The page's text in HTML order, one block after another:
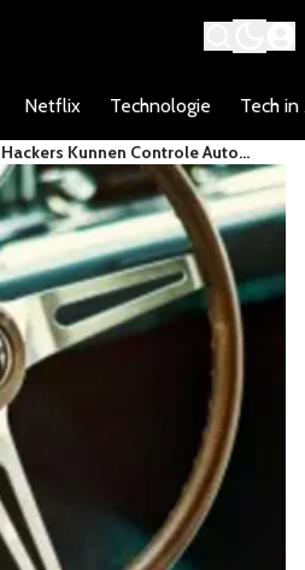
Netflix Technologie Tech in
Hackers Kunnen Controle Auto
Overnemen